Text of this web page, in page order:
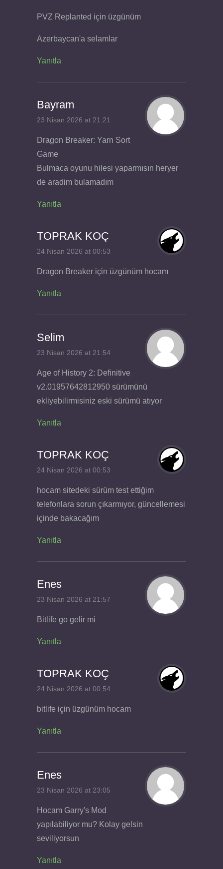
PVZ Replanted için üzgünüm
Azerbaycan'a selamlar
Yanıtla
Bayram
23 Nisan 2026 at 21:21
Dragon Breaker: Yarn Sort
Game
Bulmaca oyunu hilesi yaparmısın heryer
de aradim bulamadım
Yanıtla
TOPRAK KOÇ
24 Nisan 2026 at 00:53
Dragon Breaker için üzgünüm hocam
Yanıtla
Selim
23 Nisan 2026 at 21:54
Age of History 2: Definitive
v2.01957642812950 sürümünü
ekliyebilirmisiniz eski sürümü atıyor
Yanıtla
TOPRAK KOÇ
24 Nisan 2026 at 00:53
hocam sitedeki sürüm test ettiğim
telefonlara sorun çıkarmıyor, güncellemesi
içinde bakacağım
Yanıtla
Enes
23 Nisan 2026 at 21:57
Bitlife go gelir mi
Yanıtla
TOPRAK KOÇ
24 Nisan 2026 at 00:54
bitlife için üzgünüm hocam
Yanıtla
Enes
23 Nisan 2026 at 23:05
Hocam Garry's Mod
yapılabiliyor mu? Kolay gelsin
seviliyorsun
Yanıtla